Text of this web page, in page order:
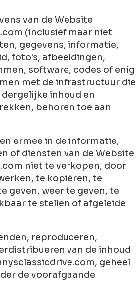
van de Website
(inclusief maar niet
gegevens, informatie,
foto's, afbeeldingen,
software, codes of enig
met de infrastructuur die
inhoud en
behoren toe aan
ermee in de informatie,
of diensten van de Website
niet te verkopen, door
te kopiëren, te
geven, weer te geven, te
te stellen of afgeleide
reproduceren,
van de inhoud
geheel
de voorafgaande